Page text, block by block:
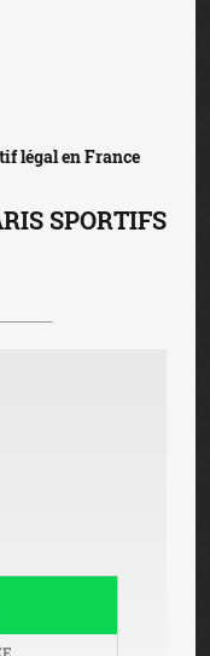
légal en France
SPORTIFS